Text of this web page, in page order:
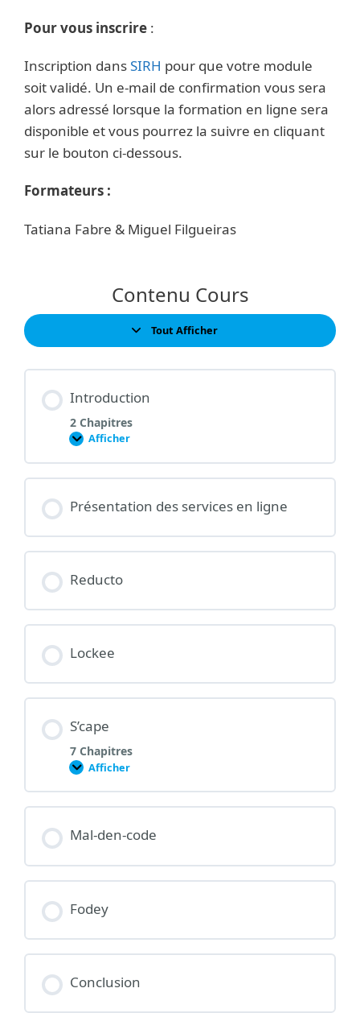
Pour vous inscrire :
Inscription dansSIRH pour que votre module
soit validé. Un e-mail de confirmation vous sera
alors adressé lorsque la formation en ligne sera
disponible et vous pourrez la suivre en cliquant
sur le bouton ci-dessous.
Formateurs :
Tatiana Fabre & Miguel Filgueiras
Contenu Cours
Tout Afficher
Leçons
Introduction
2 Chapitres
Afficher
Introduction
Présentation des services en ligne
Reducto
Lockee
S’cape
7 Chapitres
Afficher
S’cape
Mal-den-code
Fodey
Conclusion